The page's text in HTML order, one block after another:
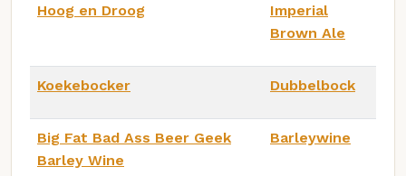
Hoog en Droog
Imperial
Brown Ale
Koekebocker Dubbelbock
Big Fat Bad Ass Beer Geek
Barley Wine
Barleywine